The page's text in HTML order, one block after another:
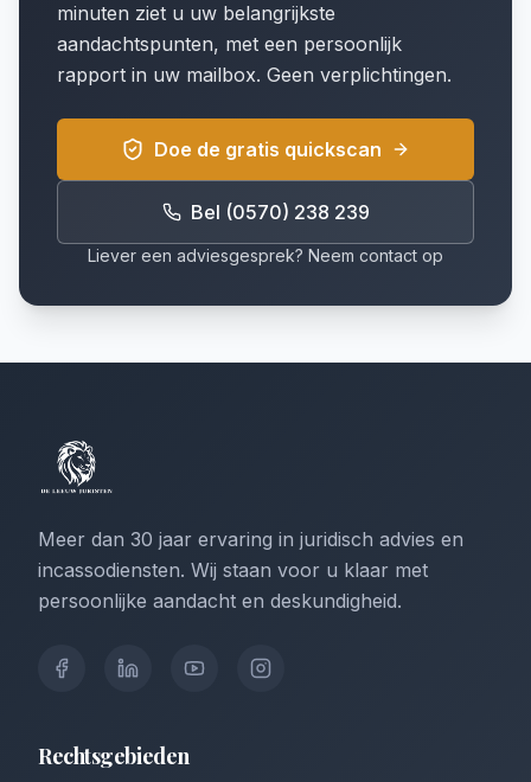
minuten ziet u uw belangrijkste
aandachtspunten, met een persoonlijk
rapport in uw mailbox. Geen verplichtingen.
Doe de gratis quickscan
Bel (0570) 238 239
Liever een adviesgesprek? Neem contact op
Meer dan 30 jaar ervaring in juridisch advies en
incassodiensten. Wij staan voor u klaar met
persoonlijke aandacht en deskundigheid.
Rechtsgebieden